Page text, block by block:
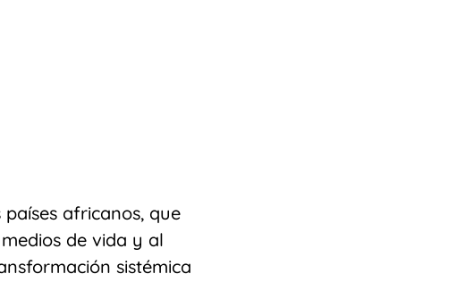
africanos, que
de vida y al
sistémica